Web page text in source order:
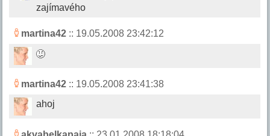
zajímavého
martina42 :: 19.05.2008 23:42:12
martina42 :: 19.05.2008 23:41:38
ahoj